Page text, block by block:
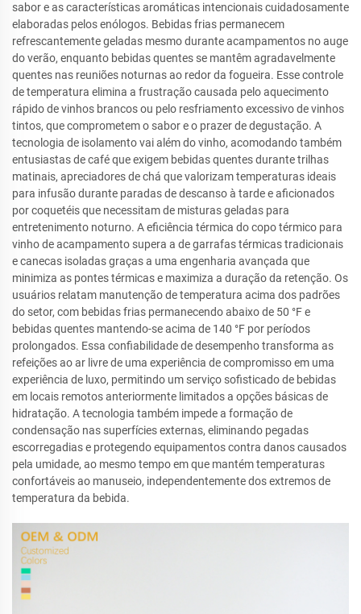
sabor e as características aromáticas intencionais cuidadosamente
elaboradas pelos enólogos. Bebidas frias permanecem
refrescantemente geladas mesmo durante acampamentos no auge
do verão, enquanto bebidas quentes se mantêm agradavelmente
quentes nas reuniões noturnas ao redor da fogueira. Esse controle
de temperatura elimina a frustração causada pelo aquecimento
rápido de vinhos brancos ou pelo resfriamento excessivo de vinhos
tintos, que comprometem o sabor e o prazer de degustação. A
tecnologia de isolamento vai além do vinho, acomodando também
entusiastas de café que exigem bebidas quentes durante trilhas
matinais, apreciadores de chá que valorizam temperaturas ideais
para infusão durante paradas de descanso à tarde e aficionados
por coquetéis que necessitam de misturas geladas para
entretenimento noturno. A eficiência térmica do copo térmico para
vinho de acampamento supera a de garrafas térmicas tradicionais
e canecas isoladas graças a uma engenharia avançada que
minimiza as pontes térmicas e maximiza a duração da retenção. Os
usuários relatam manutenção de temperatura acima dos padrões
do setor, com bebidas frias permanecendo abaixo de 50 °F e
bebidas quentes mantendo-se acima de 140 °F por períodos
prolongados. Essa confiabilidade de desempenho transforma as
refeições ao ar livre de uma experiência de compromisso em uma
experiência de luxo, permitindo um serviço sofisticado de bebidas
em locais remotos anteriormente limitados a opções básicas de
hidratação. A tecnologia também impede a formação de
condensação nas superfícies externas, eliminando pegadas
escorregadias e protegendo equipamentos contra danos causados
pela umidade, ao mesmo tempo em que mantém temperaturas
confortáveis ao manuseio, independentemente dos extremos de
temperatura da bebida.